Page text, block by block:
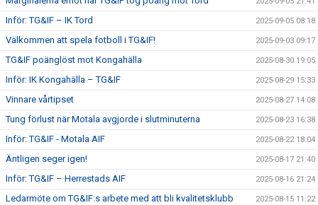
Inför: TG&IF – IK Tord 2025-09-05 08:18
Välkommen att spela fotboll i TG&IF! 2025-09-03 09:17
TG&IF poänglöst mot Kongahälla 2025-08-30 19:05
Inför: IK Kongahälla – TG&IF 2025-08-29 15:33
Vinnare vårtipset 2025-08-27 14:08
Tung förlust när Motala avgjorde i slutminuterna 2025-08-23 16:38
Inför: TG&IF - Motala AIF 2025-08-22 18:04
Äntligen seger igen! 2025-08-17 21:40
Inför: TG&IF – Herrestads AIF 2025-08-16 21:24
Ledarmöte om TG&IF:s arbete med att bli kvalitetsklubb 2025-08-15 11:22